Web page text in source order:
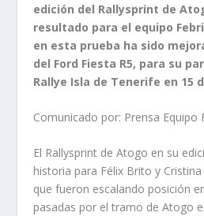
edición del Rallysprint de
resultado para el equipo
en esta prueba ha sido
del Ford Fiesta R5, para su
Rallye Isla de Tenerife en 15
Comunicado por: Prensa Equipo
El Rallysprint de Atogo en su
historia para Félix Brito y
que fueron escalando posición
pasadas por el tramo de Atogo